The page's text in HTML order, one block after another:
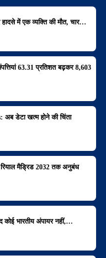
में एक व्यक्ति की मौत, चार…
63.31 प्रतिशत बढ़कर 8,603
डेटा खत्म होने की चिंता
मैड्रिड 2032 तक अनुबंध
कोई भारतीय अंपायर नहीं,…